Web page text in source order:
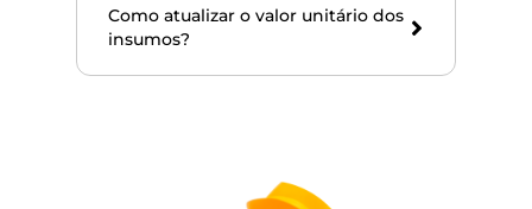
Como atualizar o valor unitário dos
insumos?